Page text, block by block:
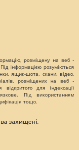
розміщену на веб -
інформацією розуміються
ящик-шота, скани, відео,
розміщених на веб -
відкритого для індексації
Під використанням
тощо.
захищені.